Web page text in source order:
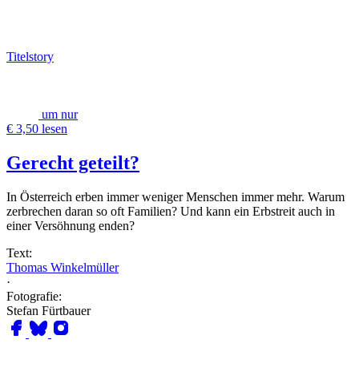
Titelstory
um nur
€ 3,50 lesen
Gerecht geteilt?
In Österreich erben immer weniger Menschen immer mehr. Warum
zerbrechen daran so oft Familien? Und kann ein Erbstreit auch in
einer Versöhnung enden?
Text:
Thomas Winkelmüller
·
Fotografie:
Stefan Fürtbauer